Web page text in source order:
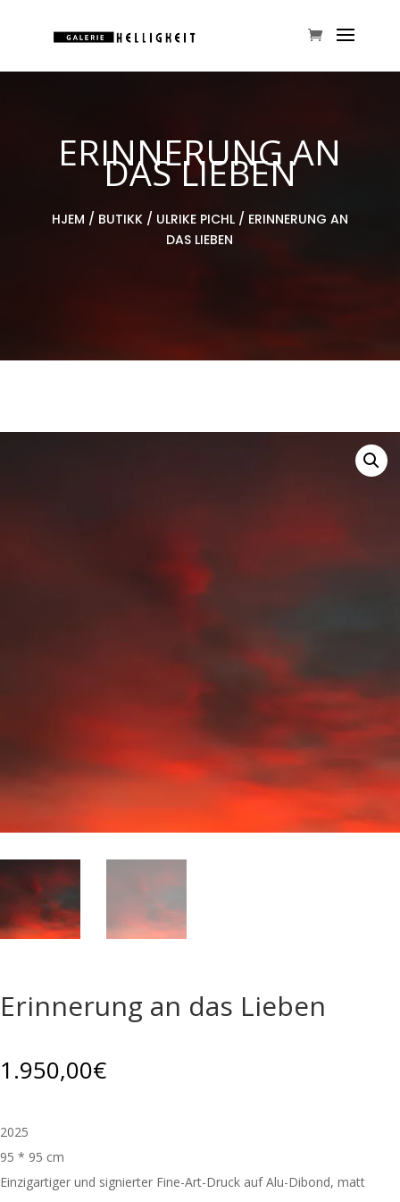
ERINNERUNG AN
DAS LIEBEN
HJEM / BUTIKK/ ULRIKE PICHL/ ERINNERUNG AN
DAS LIEBEN
Erinnerung an das Lieben
1.950,00€
2025
95 * 95 cm
Einzigartiger und signierter Fine-Art-Druck auf Alu-Dibond, matt